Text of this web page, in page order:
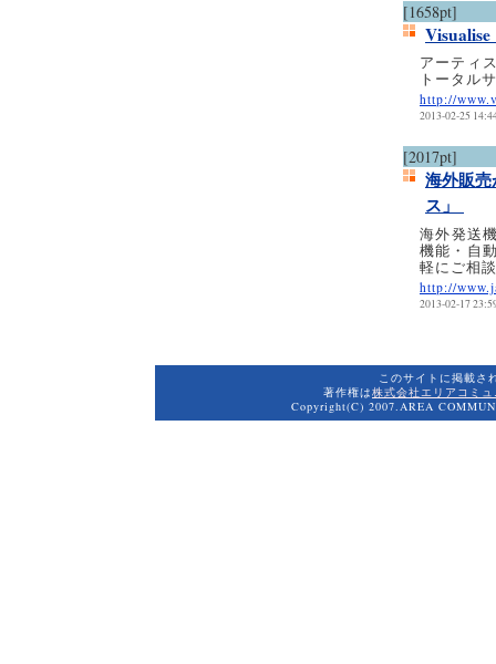
[1658pt]
Visualise
アーティ
トータル
http://
2013-02-25
[2017pt]
海外販
ス」
海外発送
機能・自
軽にご相
http://
2013-02-17
このサイトに掲載さ
著作権は株式会社エリアコミ
Copyright(C) 2007.AREA